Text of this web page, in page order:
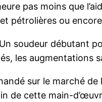
pas moins que
pétrolières ou
soudeur débutant
les augmentations
sur le marché de
de cette main-